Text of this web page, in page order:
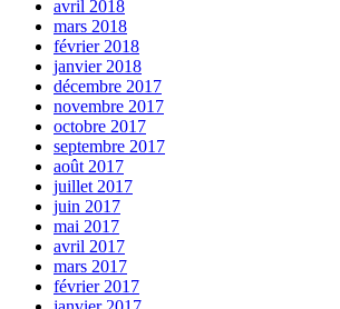
avril 2018
mars 2018
février 2018
janvier 2018
décembre 2017
novembre 2017
octobre 2017
septembre 2017
août 2017
juillet 2017
juin 2017
mai 2017
avril 2017
mars 2017
février 2017